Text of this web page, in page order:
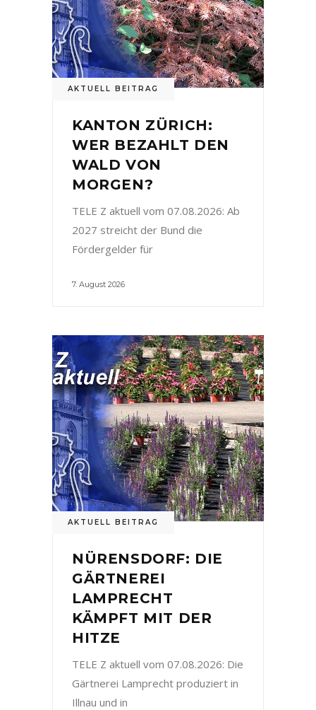
AKTUELL BEITRAG
KANTON ZÜRICH:
WER BEZAHLT DEN
WALD VON
MORGEN?
TELE Z aktuell vom 07.08.2026: Ab
2027 streicht der Bund die
Fördergelder für
7. August 2026
AKTUELL BEITRAG
NÜRENSDORF: DIE
GÄRTNEREI
LAMPRECHT
KÄMPFT MIT DER
HITZE
TELE Z aktuell vom 07.08.2026: Die
Gärtnerei Lamprecht produziert in
Illnau und in